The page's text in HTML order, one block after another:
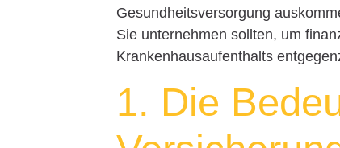
Gesundheitsversorgung
Sie unternehmen sollten, um
Krankenhausaufenthalts
1. Die